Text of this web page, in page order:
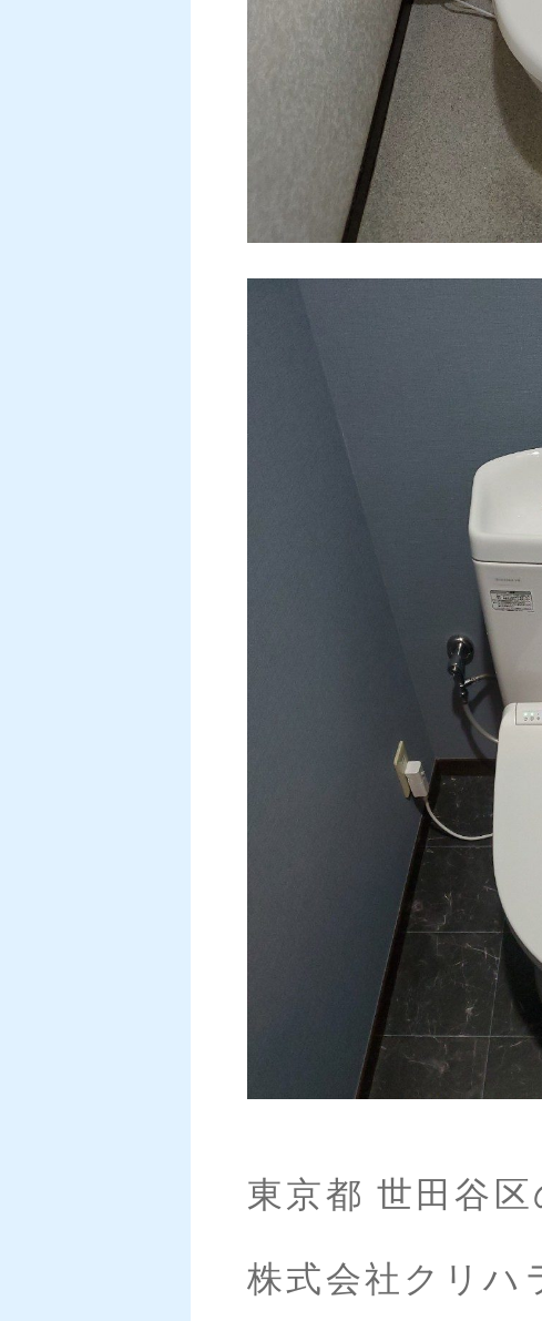
東京都 世田谷
株式会社クリハ